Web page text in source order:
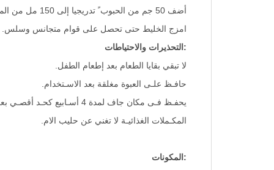
أضف 50 جم من الحبوب ً تدريجيا إلى 150 مل من الماء.
امزج الخليط حتى تحصل على قوام متجانس وسلس.
:التحذيرات والاحتياطات
لا تبقي بقايا الطعام بعد إطعام الطفل.
حافـظ علـى العبوة مغلقة بعد الاسـتخدام.
يحفـظ فـى مكان جاف لمدة 4 أسـابيع كحـد أقصـي بعـد فتح العبوة.
المكـملات الغذائيـة لا تغني عن حليب الام.
:المكونات